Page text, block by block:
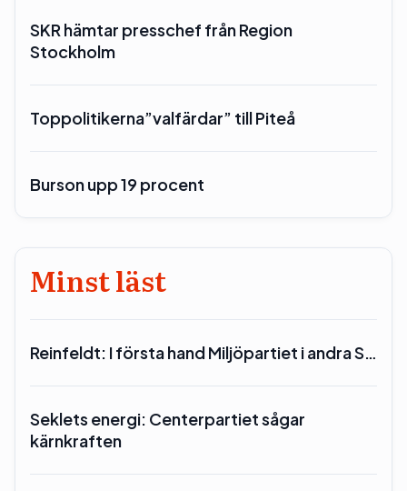
SKR hämtar presschef från Region
Stockholm
Toppolitikerna”valfärdar” till Piteå
Burson upp 19 procent
Minst läst
Reinfeldt: I första hand Miljöpartiet i andra S…
Seklets energi: Centerpartiet sågar
kärnkraften